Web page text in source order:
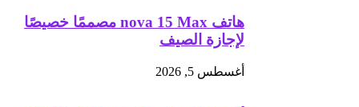
هاتف nova 15 Max مصممًا خصيصًا
لإجازة الصيف
أغسطس 5, 2026